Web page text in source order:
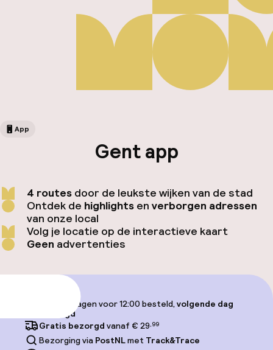
App
Gent app
4 routes door de leukste wijken van de stad
Ontdek de highlights en verborgen adressen
van onze local
Volg je locatie op de interactieve kaart
Geen advertenties
Op werkdagen voor 12:00 besteld,volgende dag
bezorgd
Gratis bezorgd vanaf € 29,99
Bezorging via PostNLmet Track&Trace